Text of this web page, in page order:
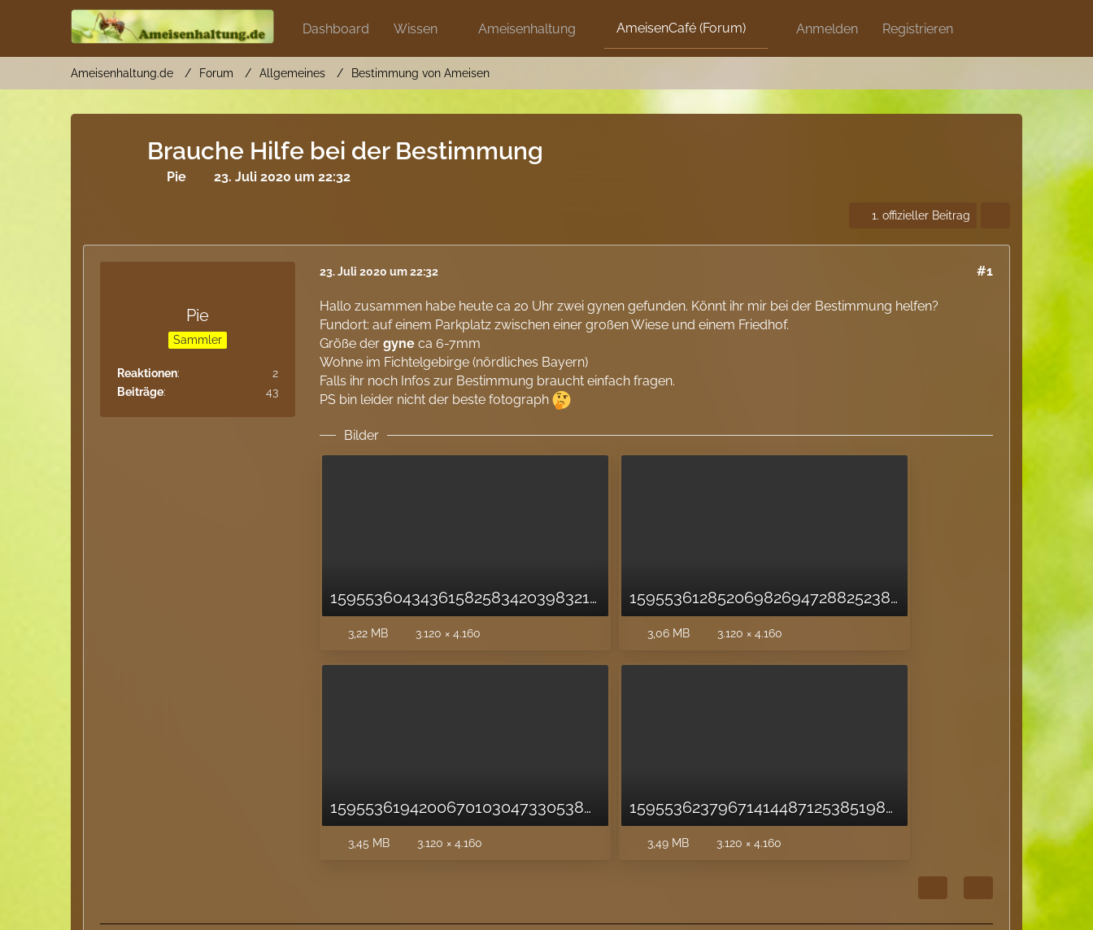
Anmelden Registrieren
Dashboard Wissen Ameisenhaltung AmeisenCafé (Forum) Discord Artikel Blog
Ameisenhaltung.de Forum Allgemeines Bestimmung von Ameisen
Brauche Hilfe bei der Bestimmung
Pie 23. Juli 2020 um 22:32
1. offizieller Beitrag
Pie
Sammler
Reaktionen
2
Beiträge
43
23. Juli 2020 um 22:32 #1
Hallo zusammen habe heute ca 20 Uhr zwei gynen gefunden. Könnt ihr mir bei der Bestimmung helfen?
Fundort: auf einem Parkplatz zwischen einer großen Wiese und einem Friedhof.
Größe dergyne ca 6-7mm
Wohne im Fichtelgebirge (nördliches Bayern)
Falls ihr noch Infos zur Bestimmung braucht einfach fragen.
PS bin leider nicht der beste fotograph
Bilder
15955360434361582583420398321028.jpg
3,22 MB 3.120 × 4.160
15955361285206982694728825238534.jpg
3,06 MB 3.120 × 4.160
15955361942006701030473305386079.jpg
3,45 MB 3.120 × 4.160
15955362379671414487125385198691.jpg
3,49 MB 3.120 × 4.160